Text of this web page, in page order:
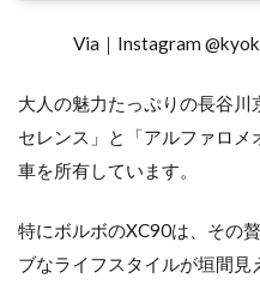
Via｜Instagram
大人の魅力たっぷりの長谷川
セレンス」と「アルファロメ
車を所有しています。
特にボルボのXC90は、その
ブなライフスタイルが垣間見